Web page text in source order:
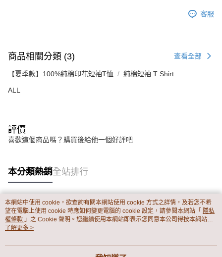
客服
商品相關分類 (3) 查看全部
【夏季款】100%純棉印花短袖T恤 純棉短袖 T Shirt
ALL
評價
喜歡這個商品嗎？購買後給他一個好評吧
本分類熱銷全站排行
熱門標籤
本網站中使用 cookie，欲查詢有關本網站使用 cookie 方式之詳情，及若您不希
望在電腦上使用 cookie 時應如何變更電腦的 cookie 設定，請參閱本網站「 隱私
權條款 」之 Cookie 聲明。您繼續使用本網站即表示您同意本公司得按本網站使
用條款之 Cookie 聲明使用 cookie。
了解更多 >